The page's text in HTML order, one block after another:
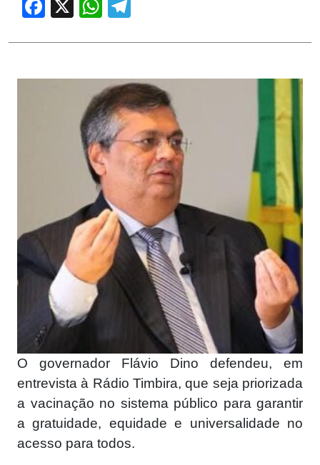
Facebook WhatsApp
O governador Flávio Dino defendeu, em
entrevista à Rádio Timbira, que seja priorizada
a vacinação no sistema público para garantir
a gratuidade, equidade e universalidade no
acesso para todos.